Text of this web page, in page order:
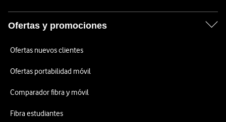
Ofertas y promociones
Ofertas nuevos clientes
Ofertas portabilidad móvil
Comparador fibra y móvil
Fibra estudiantes